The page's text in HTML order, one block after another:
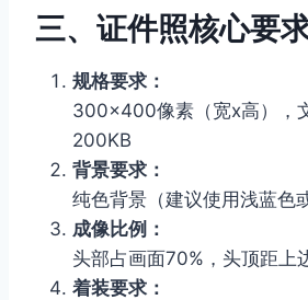
三、证件照核心要
规格要求：
300×400像素（宽x高），
200KB
背景要求：
纯色背景（建议使用浅蓝色
成像比例：
头部占画面70%，头顶距
着装要求：